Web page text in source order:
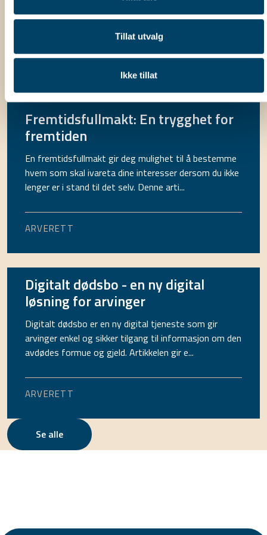
Tillat utvalg
Ikke tillat
konflikter mellom arvingene.
ARVERETT
Fremtidsfullmakt: En trygghet for
fremtiden
En fremtidsfullmakt gir deg mulighet til å bestemme
hvem som skal ivareta dine interesser dersom du ikke
lenger er i stand til det selv. Denne arti...
ARVERETT
Digitalt dødsbo - en ny digital
løsning for arvinger
Digitalt dødsbo er en ny digital tjeneste som gir
arvinger enkel og sikker tilgang til informasjon om den
avdødes formue og gjeld. Artikkelen gir e...
ARVERETT
Se alle